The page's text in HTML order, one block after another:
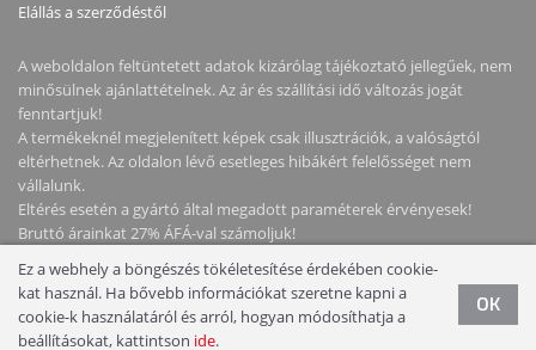
Elállás a szerződéstől
A weboldalon feltüntetett adatok kizárólag tájékoztató jellegűek, nem
minősülnek ajánlattételnek. Az ár és szállítási idő változás jogát
fenntartjuk!
A termékeknél megjelenített képek csak illusztrációk, a valóságtól
eltérhetnek. Az oldalon lévő esetleges hibákért felelősséget nem
vállalunk.
Eltérés esetén a gyártó által megadott paraméterek érvényesek!
Bruttó árainkat 27% ÁFÁ-val számoljuk!
Copyright © 2026 NotebookStore. Minden jog fenntartva!
Ez a webhely a böngészés tökéletesítése érdekében cookie-
kat használ. Ha bővebb információkat szeretne kapni a
cookie-k használatáról és arról, hogyan módosíthatja a
beállításokat, kattintson ide.
OK